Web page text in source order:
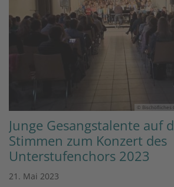
© Bischöfliches
Junge Gesangstalente auf
Stimmen zum Konzert des
Unterstufenchors 2023
21. Mai 2023